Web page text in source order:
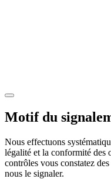
Motif du
Nous effectuons
légalité et la conformité des
contrôles vous constatez
nous le signaler.